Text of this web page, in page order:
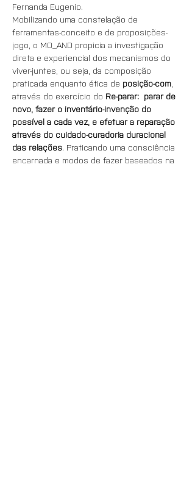
Fernanda Eugenio.
Mobilizando uma constelação de
ferramentas-conceito e de proposições-
jogo, o MO_AND propicia a investigação
direta e experiencial dos mecanismos do
viver-juntes, ou seja, da composição
praticada enquanto ética de posição-com
através do exercício do Re-parar:  parar de
novo, fazer o inventário-invenção do
possível a cada vez, e efetuar a reparação
através do cuidado-curadoria duracional
das relações. Praticando uma consciência
encarnada e modos de fazer baseados na